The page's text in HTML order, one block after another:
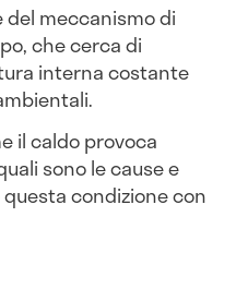
del meccanismo di
che cerca di
interna costante
il caldo provoca
sono le cause e
condizione con